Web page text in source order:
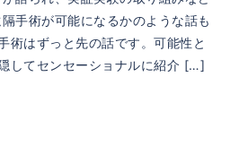
手術が可能になるかのような話も
術はずっと先の話です。可能性と
してセンセーショナルに紹介 […]